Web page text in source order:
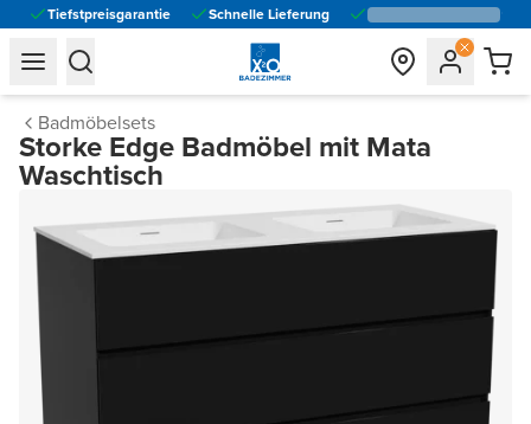
Tiefstpreisgarantie Schnelle Lieferung
general.navigation.toggle_menu.label
general.navigation.toggle_menu.label
Badmöbelsets
Storke Edge Badmöbel mit Mata
Waschtisch